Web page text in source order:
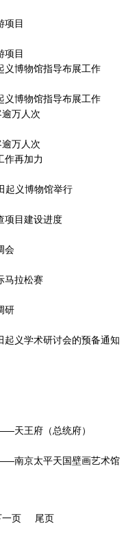
项目
项目
义博物馆指导布展工作
义博物馆指导布展工作
万人次
万人次
作再加力
起义博物馆举行
项目建设进度
会
马拉松赛
研
起义学术研讨会的预备通知
天王府（总统府）
南京太平天国壁画艺术馆
一页 尾页